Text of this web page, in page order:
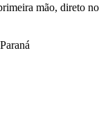
mão, direto